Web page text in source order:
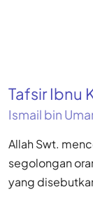
Tafsir Ibnu
Ismail bin
Allah Swt.
segolongan
yang